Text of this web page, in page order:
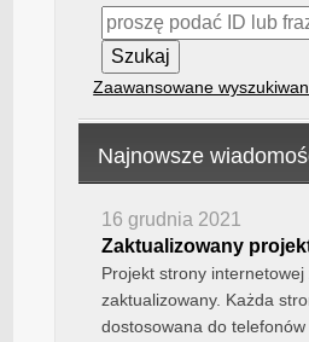
Zaawansowane
Najnowsze
16 grudnia 2021
Zaktualizowany
Projekt strony internetowej
zaktualizowany. Każda
dostosowana do telefonów